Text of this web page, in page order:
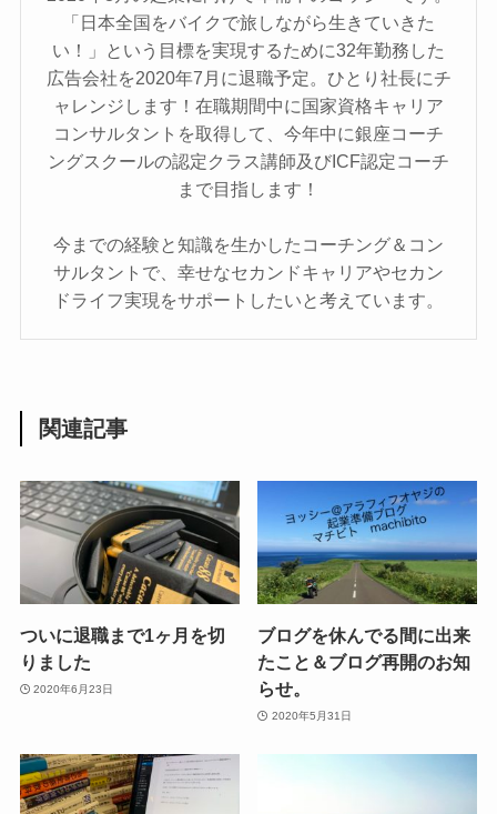
「日本全国をバイクで旅しながら生きていきた
い！」という目標を実現するために32年勤務した
広告会社を2020年7月に退職予定。ひとり社長にチ
ャレンジします！在職期間中に国家資格キャリア
コンサルタントを取得して、今年中に銀座コーチ
ングスクールの認定クラス講師及びICF認定コーチ
まで目指します！
今までの経験と知識を生かしたコーチング＆コン
サルタントで、幸せなセカンドキャリアやセカン
ドライフ実現をサポートしたいと考えています。
関連記事
ついに退職まで1ヶ月を切
りました
2020年6月23日
ブログを休んでる間に出来
たこと＆ブログ再開のお知
らせ。
2020年5月31日